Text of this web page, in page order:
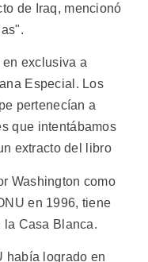
de Iraq, mencionó
exclusiva a
Especial. Los
pertenecían a
que intentábamos
extracto del libro
Washington como
en 1996, tiene
la Casa Blanca.
había logrado en